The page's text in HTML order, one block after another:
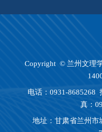
Copyright © 兰州文理
电话：0931-8685268
真：
地址：甘肃省兰州市